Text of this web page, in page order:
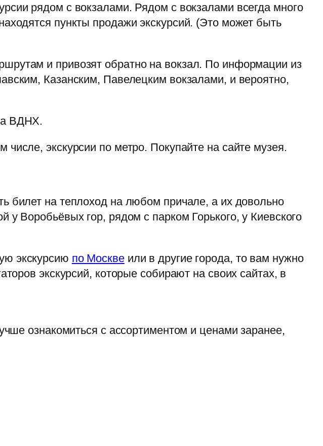
рядом с вокзалами. Рядом с вокзалами всегда много
пункты продажи экскурсий. (Это может быть
и привозят обратно на вокзал. По информации из
Казанским, Павелецким вокзалами, и вероятно,
ВДНХ.
экскурсии по метро. Покупайте на сайте музея.
билет на теплоход на любом причале, а их довольно
Воробьёвых гор, рядом с парком Горького, у Киевского
экскурсию по Москвеили в другие города, то вам нужно
экскурсий, которые собирают на своих сайтах, в
ознакомиться с ассортиментом и ценами заранее,